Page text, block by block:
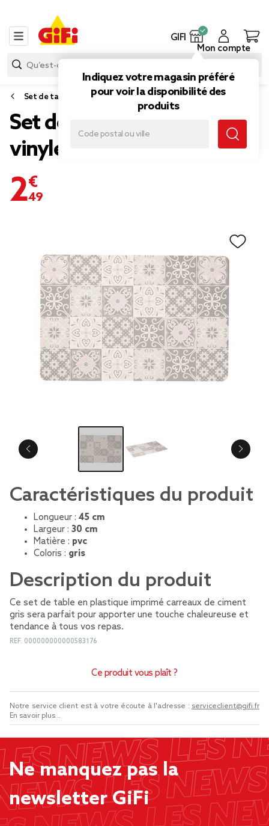
GIFI
Indiquez votre magasin préféré
pour voir la disponibilité des
produits
Mon compte
Set de table
Set de table rectangulaire
vinyle carreaux ciment gris
2,49 €
Caractéristiques du produit
Longueur : 45 cm
Largeur : 30 cm
Matière : pvc
Coloris : gris
Description du produit
Ce set de table en plastique imprimé carreaux de ciment
gris sera parfait pour apporter une touche chaleureuse et
tendance à tous vos repas.
REF. 000000000000583176
Ce produit vous plaît ?
Notre service client est à votre écoute à l'adresse : serviceclient@gifi.fr
En savoir plus...
Ne manquez pas la
newsletter GiFi